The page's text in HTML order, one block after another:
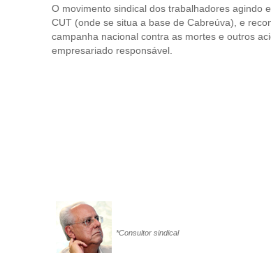
O movimento sindical dos trabalhadores agindo
CUT (onde se situa a base de Cabreúva), e
campanha nacional contra as mortes e outros
empresariado responsável.
*Consultor sindical